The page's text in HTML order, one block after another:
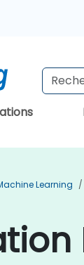
Learning